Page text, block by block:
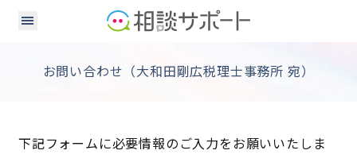
お問い合わせ（大和田剛広税理士事務所 宛）
下記フォームに必要情報のご入力をお願いいたしま